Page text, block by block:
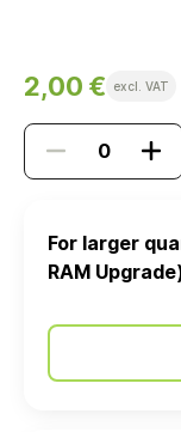
2,00 € excl. VAT
For larger
RAM